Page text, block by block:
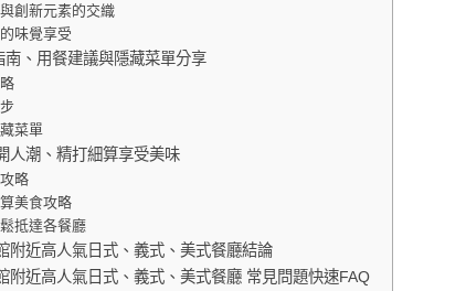
創新元素的交織
味覺享受
、用餐建議與隱藏菜單分享
菜單
人潮、精打細算享受美味
略
美食攻略
抵達各餐廳
附近高人氣日式、義式、美式餐廳結論
附近高人氣日式、義式、美式餐廳 常見問題快速FAQ